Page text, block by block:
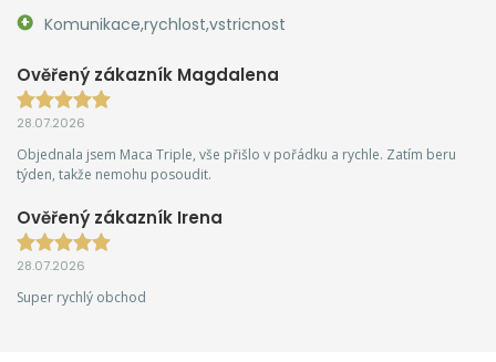
Komunikace,rychlost,vstricnost
Ověřený zákazník Magdalena
28.07.2026
Objednala jsem Maca Triple, vše přišlo v pořádku a rychle. Zatím beru
týden, takže nemohu posoudit.
Ověřený zákazník Irena
28.07.2026
Super rychlý obchod